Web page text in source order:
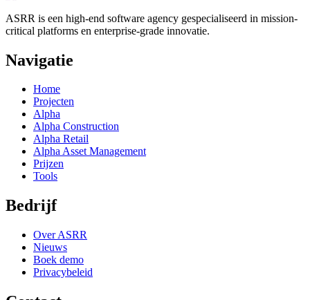
ASRR is een high-end software agency gespecialiseerd in mission-
critical platforms en enterprise-grade innovatie.
Navigatie
Home
Projecten
Alpha
Alpha Construction
Alpha Retail
Alpha Asset Management
Prijzen
Tools
Bedrijf
Over ASRR
Nieuws
Boek demo
Privacybeleid